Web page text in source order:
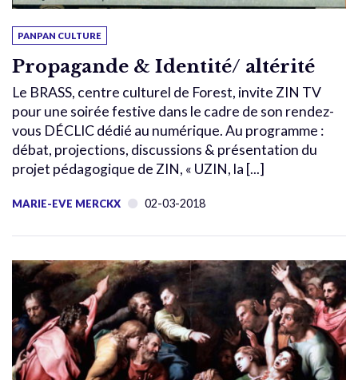
PANPAN CULTURE
Propagande & Identité/ altérité
Le BRASS, centre culturel de Forest, invite ZIN TV
pour une soirée festive dans le cadre de son rendez-
vous DÉCLIC dédié au numérique. Au programme :
débat, projections, discussions & présentation du
projet pédagogique de ZIN, « UZIN, la [...]
MARIE-EVE MERCKX 02-03-2018